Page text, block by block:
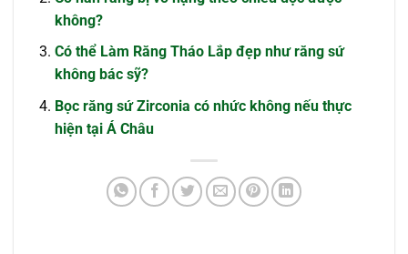
không?
Có thể Làm Răng Tháo Lắp đẹp như răng sứ
không bác sỹ?
Bọc răng sứ Zirconia có nhức không nếu thực
hiện tại Á Châu